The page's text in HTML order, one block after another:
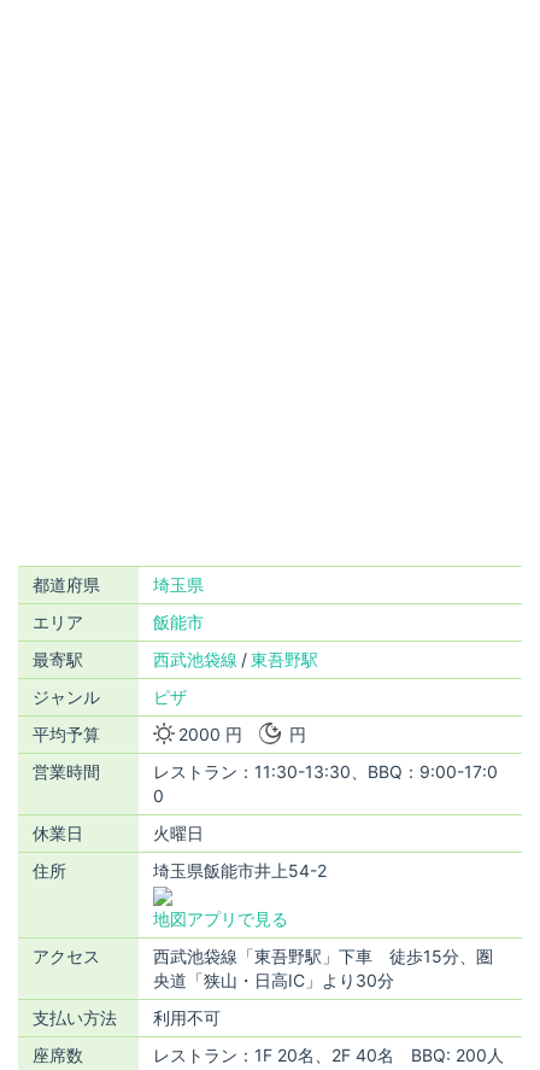
都道府県
埼玉県
エリア
飯能市
最寄駅
西武池袋線
東吾野駅
ジャンル
ピザ
平均予算
2000 円
円
営業時間
レストラン：11:30-13:30、BBQ：9:00-17:0
0
休業日
火曜日
住所
埼玉県飯能市井上54-2
地図アプリで見る
アクセス
西武池袋線「東吾野駅」下車 徒歩15分、圏
央道「狭山・日高IC」より30分
支払い方法
利用不可
座席数
レストラン：1F 20名、2F 40名 BBQ: 200人